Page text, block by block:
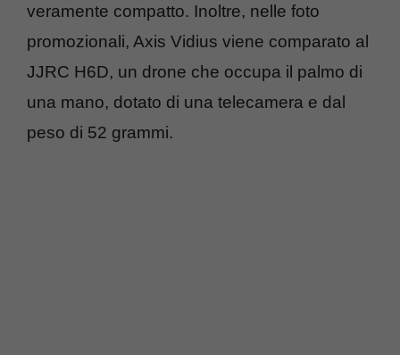
veramente compatto. Inoltre, nelle foto
promozionali, Axis Vidius viene comparato al
JJRC H6D, un drone che occupa il palmo di
una mano, dotato di una telecamera e dal
peso di 52 grammi.